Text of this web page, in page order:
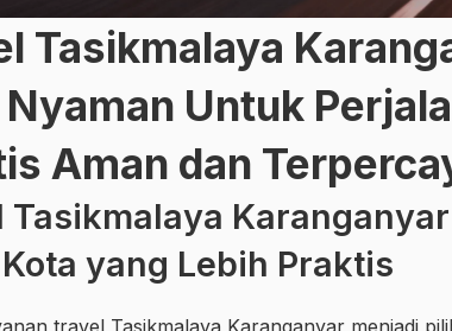
Tasikmalaya
Untuk
Aman dan
Tasikmalaya
yang Lebih Praktis